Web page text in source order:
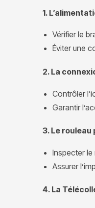
1.
Vérifier le
Éviter une
2. La
Contrôler
Garantir
3. Le rouleau
Inspecter le
Assurer
4. La